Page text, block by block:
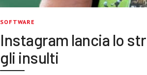
SOFTWARE
Instagram lancia lo
gli insulti